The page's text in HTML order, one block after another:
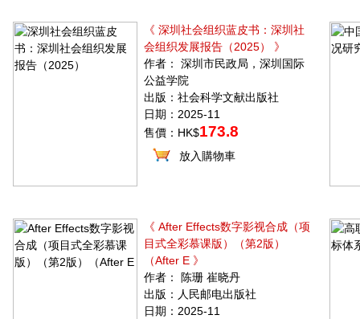
《 深圳社会组织蓝皮书：深圳社
会组织发展报告（2025） 》
作者： 深圳市民政局，深圳国际
公益学院
出版：社会科学文献出版社
日期：2025-11
售價：HK$173.8
放入購物車
《 After Effects数字影视合成（项
目式全彩慕课版）（第2版）
（After E 》
作者： 陈珊 崔晓丹
出版：人民邮电出版社
日期：2025-11